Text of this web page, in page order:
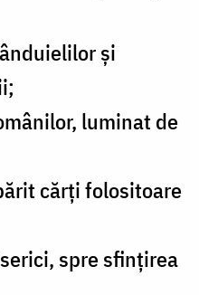
și
luminat de
cărți folositoare
spre sfințirea